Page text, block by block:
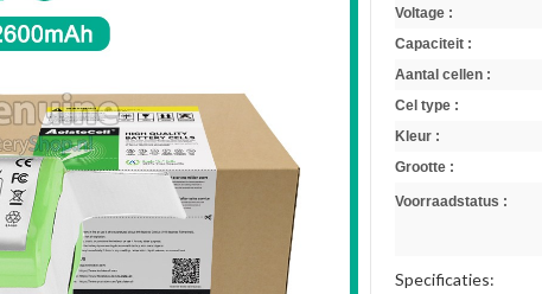
Voltage :
Capaciteit :
Aantal cellen :
Cel type :
Kleur :
Grootte :
Voorraadstatus :
Specificaties: